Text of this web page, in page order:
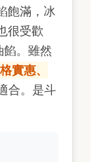
飽滿，冰
很受歡
餡。雖然
實惠、
合。是斗